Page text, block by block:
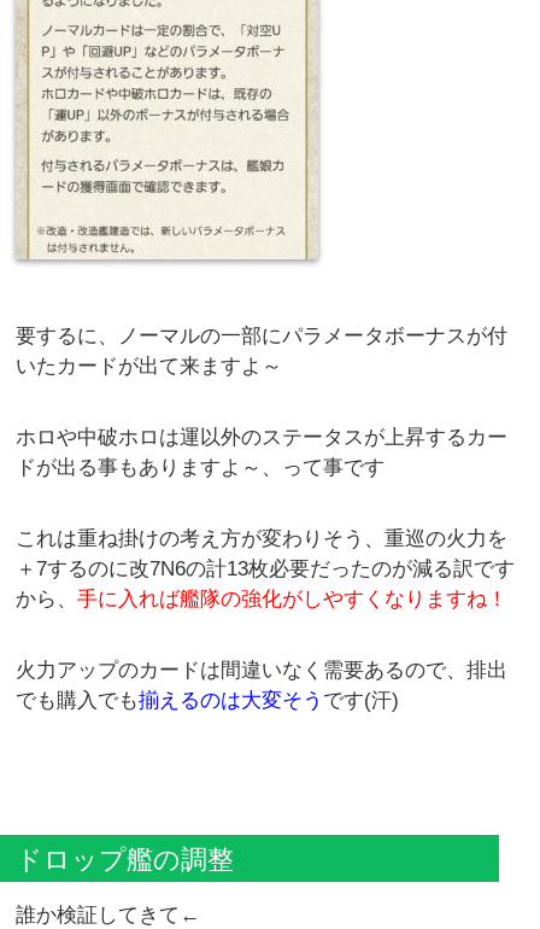
要するに、ノーマルの一部にパラメータボーナスが付
いたカードが出て来ますよ～
ホロや中破ホロは運以外のステータスが上昇するカー
ドが出る事もありますよ～、って事です
これは重ね掛けの考え方が変わりそう、重巡の火力を
＋7するのに改7N6の計13枚必要だったのが減る訳です
から、手に入れば艦隊の強化がしやすくなりますね！
火力アップのカードは間違いなく需要あるので、排出
でも購入でも揃えるのは大変そう です(汗)
ドロップ艦の調整
誰か検証してきて←